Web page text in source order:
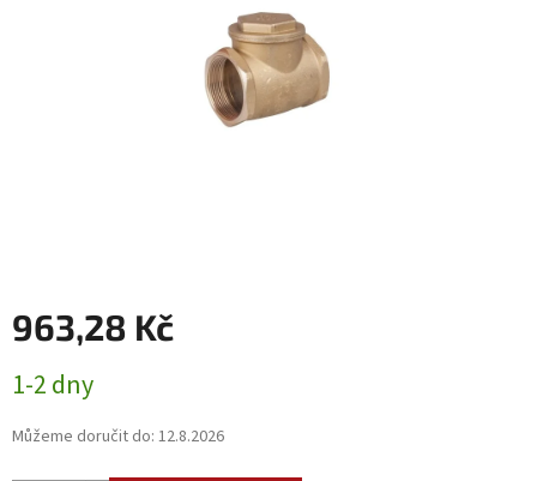
963,28 Kč
cena:
1-2 dny
Můžeme doručit do: 12.8.2026